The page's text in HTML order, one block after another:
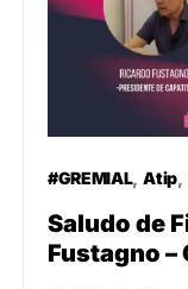
#GREMIAL Atip
Saludo de
Fustagno –